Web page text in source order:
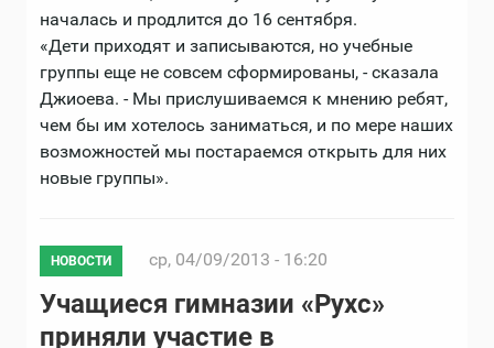
началась и продлится до 16 сентября.
«Дети приходят и записываются, но учебные
группы еще не совсем сформированы, - сказала
Джиоева. - Мы прислушиваемся к мнению ребят,
чем бы им хотелось заниматься, и по мере наших
возможностей мы постараемся открыть для них
новые группы».
НОВОСТИ ср, 04/09/2013 - 16:20
Учащиеся гимназии «Рухс»
приняли участие в